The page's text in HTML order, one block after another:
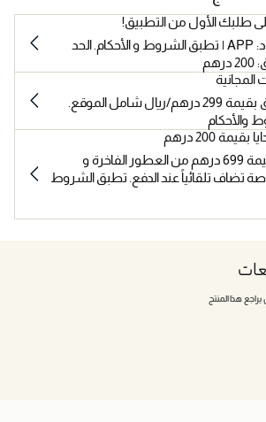
استخدم الكود: APP | تطبق الشروط و الأحكام. الحد
المجانية
عند التسووق بقيمة 299 درهم/ريال شامل الموقع.
والأحكام
200 درهم
عند التسوق بقيمة 699 درهم من العطور الفاخرة و
تضاف تلقائياً عند الدفع. تطبق الشروط
هذا المنتج